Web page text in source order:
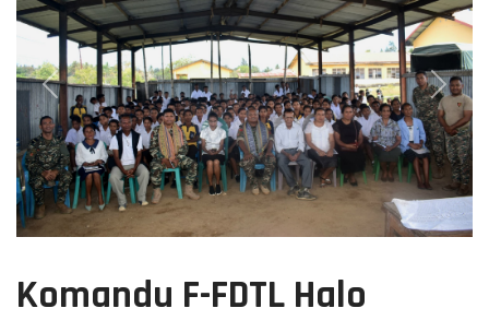
Previous Next
Komandu F-FDTL Halo